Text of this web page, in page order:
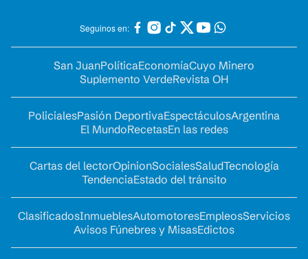
Seguinos en:
San JuanPolíticaEconomíaCuyo Minero
Suplemento VerdeRevista OH
PolicialesPasión DeportivaEspectáculosArgentina
El MundoRecetasEn las redes
Cartas del lectorOpinionSocialesSaludTecnología
TendenciaEstado del tránsito
ClasificadosInmueblesAutomotoresEmpleosServicios
Avisos Fúnebres y MisasEdictos